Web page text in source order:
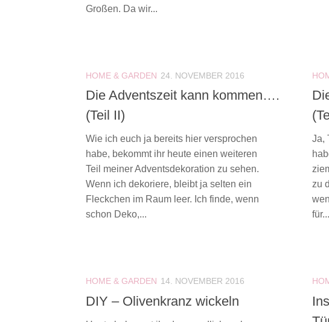
Großen. Da wir...
HOME & GARDEN 24. NOVEMBER 2016
Die Adventszeit kann kommen….
(Teil II)
Wie ich euch ja bereits hier versprochen
habe, bekommt ihr heute einen weiteren
Teil meiner Adventsdekoration zu sehen.
Wenn ich dekoriere, bleibt ja selten ein
Fleckchen im Raum leer. Ich finde, wenn
schon Deko,...
Ja,
zu
für...
HOME & GARDEN 14. NOVEMBER 2016
DIY – Olivenkranz wickeln